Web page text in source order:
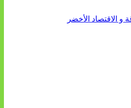
و الاقتصاد الأخضر